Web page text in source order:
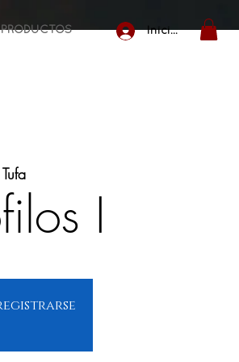
PRODUCTOS Iniciar sesión
I